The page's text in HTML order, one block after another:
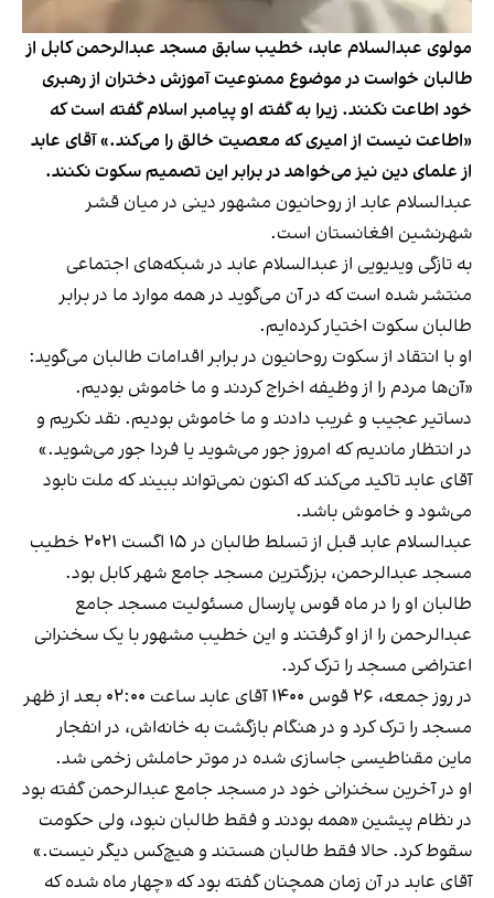
مولوی عبدالسلام عابد، خطیب سابق مسجد عبدالرحمن کابل از
طالبان خواست در موضوع ممنوعیت آموزش دختران از رهبری
خود اطاعت نکنند. زیرا به گفته او پیامبر اسلام گفته است که
«اطاعت نیست از امیری که معصیت خالق را می‌کند.» آقای عابد
از علمای دین نیز می‌خواهد در برابر این تصمیم سکوت نکنند.
عبدالسلام عابد از روحانیون مشهور دینی در میان قشر
شهرنشین افغانستان است.
به تازگی ویدیویی از عبدالسلام عابد در شبکه‌های اجتماعی
منتشر شده است که در آن می‌گوید در همه موارد ما در برابر
طالبان سکوت اختیار کرده‌ایم.
او با انتقاد از سکوت روحانیون در برابر اقدامات طالبان می‌گوید:
«آن‌ها مردم را از وظیفه اخراج کردند و ما خاموش بودیم.
دساتیر عجیب و غریب دادند و ما خاموش بودیم. نقد نکریم و
در انتظار ماندیم که امروز جور می‌شوید یا فردا جور می‌شوید.»
آقای عابد تاکید می‌کند که اکنون نمی‌تواند ببیند که ملت نابود
می‌شود و خاموش باشد.
عبدالسلام عابد قبل از تسلط طالبان در ۱۵ اگست ۲۰۲۱ خطیب
مسجد عبدالرحمن، بزرگترین مسجد جامع شهر کابل بود.
طالبان او را در ماه قوس پارسال مسئولیت مسجد جامع
عبدالرحمن را از او گرفتند و این خطیب مشهور با یک سخنرانی
اعتراضی مسجد را ترک کرد.
در روز جمعه، ۲۶ قوس ۱۴۰۰ آقای عابد ساعت ۰۲:۰۰ بعد از ظهر
مسجد را ترک کرد و در هنگام بازگشت به خانه‌اش، در انفجار
ماین مقناطیسی جاسازی شده در موتر حاملش زخمی شد.
او در آخرین سخنرانی خود در مسجد جامع عبدالرحمن گفته بود
در نظام پیشین «همه بودند و فقط طالبان نبود، ولی حکومت
سقوط کرد. حالا فقط طالبان هستند و هیچ‌کس دیگر نیست.»
آقای عابد در آن زمان همچنان گفته بود که «چهار ماه شده که